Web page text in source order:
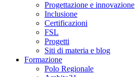
Progettazione e innovazione
Inclusione
Certificazioni
FSL
Progetti
Siti di materia e blog
Formazione
Polo Regionale